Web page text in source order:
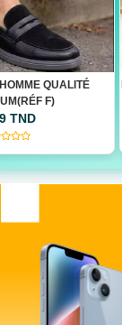
CONFORT ULTRA
(RÉF K)
TND